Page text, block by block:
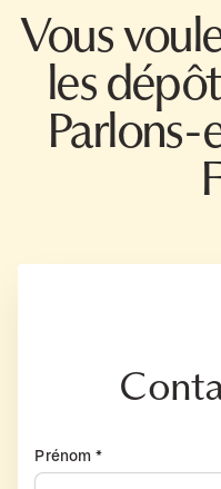
Vous
les
Parlons-
Prénom *